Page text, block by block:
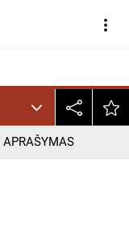
more_vert
APRAŠYMAS